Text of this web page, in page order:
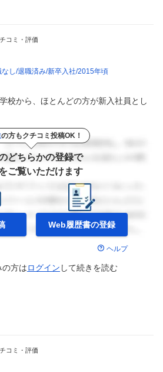
コミ・評価
し 退職済み 新卒入社 2015年頃
校から、ほとんどの方が新入社員とし
の方もクチコミ投稿OK！
どちらかの登録で
ご覧いただけます
Web履歴書の登録
ヘルプ
の方はログイン して続きを読む
コミ・評価